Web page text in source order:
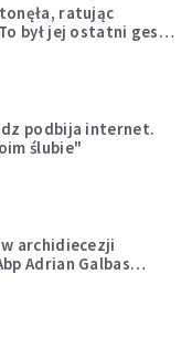
ratując
był jej ostatni gest
podbija internet.
ślubie"
archidiecezji
Adrian Galbas
nowym proboszczom